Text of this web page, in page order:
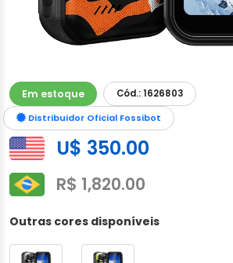
Em estoque
Cód.: 1626803
Distribuidor Oficial Fossibot
U$ 350.00
R$ 1,820.00
Outras cores disponíveis